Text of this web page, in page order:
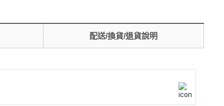
配送/換貨/退貨說明